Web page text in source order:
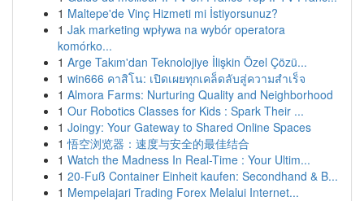
1 Maltepe'de Vinç Hizmeti mi İstiyorsunuz?
1 Jak marketing wpływa na wybór operatora
komórko...
1 Arge Takım'dan Teknolojiye İlişkin Özel Çözü...
1 win666 คาสิโน: เปิดเผยทุกเคล็ดลับสู่ความสำเร็จ
1 Almora Farms: Nurturing Quality and Neighborhood
1 Our Robotics Classes for Kids : Spark Their ...
1 Joingy: Your Gateway to Shared Online Spaces
1 悟空浏览器：速度与安全的最佳结合
1 Watch the Madness In Real-Time : Your Ultim...
1 20-Fuß Container Einheit kaufen: Secondhand & B...
1 Mempelajari Trading Forex Melalui Internet...